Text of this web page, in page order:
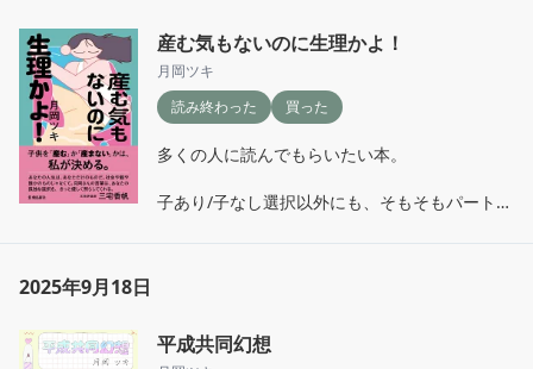
産む気もないのに生理かよ！
月岡ツキ
読み終わった
買った
多くの人に読んでもらいたい本。
子あり/子なし選択以外にも、そもそもパートナ
筆者が言うとおり、みなそれぞれの盤面で自分
2025年9月18日
平成共同幻想